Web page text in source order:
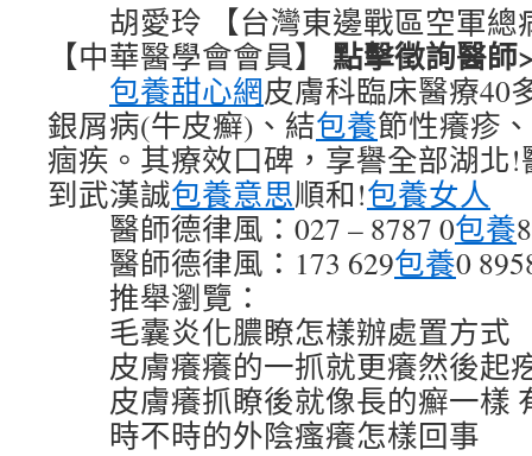
胡愛玲 【台灣東邊戰區空軍總
【中華醫學會會員】 點擊徵詢醫師
包養甜心網皮膚科臨床醫療40
銀屑病(牛皮癬)、結包養節性癢疹
痼疾。其療效口碑，享譽全部湖北
到武漢誠包養意思順和!包養女人
醫師德律風：027 – 8787 0包養
醫師德律風：173 629包養0
推舉瀏覽：
毛囊炎化膿瞭怎樣辦處置方式
皮膚癢癢的一抓就更癢然後起
皮膚癢抓瞭後就像長的癬一樣
時不時的外陰瘙癢怎樣回事